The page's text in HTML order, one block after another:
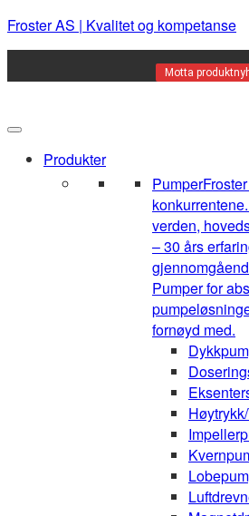
Froster AS | Kvalitet og kompetanse
Motta
Produkter
Pumper
verden,
– 30 års
Pumper for
fornøyd med.